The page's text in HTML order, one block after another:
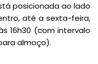
posicionada ao lado
até a sexta-feira,
16h30 (com intervalo
almoço).